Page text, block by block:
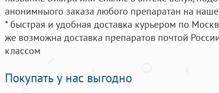
анонимныого заказа любого препаратан на
* быстрая и удобная доставка курьером по
же возможна доставка препаратов почтой
классом
Покупать у нас выгодно